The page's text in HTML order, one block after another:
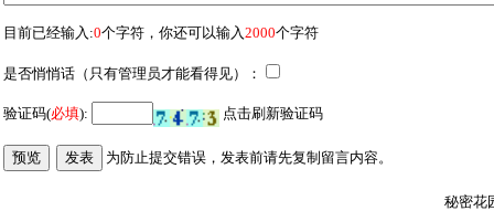
目前已经输入:0个字符，你还可以输入2000个字符
是否悄悄话（只有管理员才能看得见）：
验证码(必填): 点击刷新验证码
为防止提交错误，发表前请先复制留言内容。
秘密花